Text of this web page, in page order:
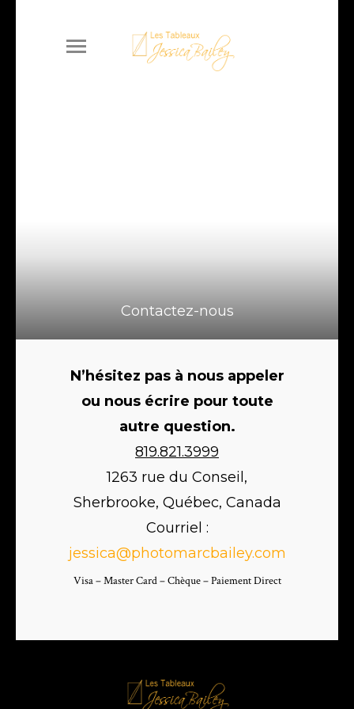
Contactez-nous
N’hésitez pas à nous appeler
ou nous écrire pour toute
autre question.
819.821.3999
1263 rue du Conseil,
Sherbrooke, Québec, Canada
Courriel :
jessica@photomarcbailey.com
Visa – Master Card – Chèque – Paiement Direct